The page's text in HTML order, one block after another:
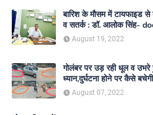
बारिश के मौसम में टायफाइड से
व सतर्क : डॉ. आलोक सिंह-
August 19, 2022
गोलंबर पर उड़ रही धूल व उभरे
ध्यान,दुर्घटना होने पर कैसे
August 07, 2022